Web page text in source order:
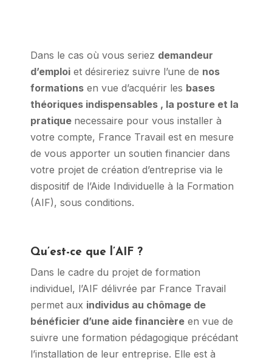
Dans le cas où vous seriez demandeur
d’emploi et désireriez suivre l’une de nos
formations en vue d’acquérir les bases
théoriques indispensables , la posture et la
pratique necessaire pour vous installer à
votre compte, France Travail est en mesure
de vous apporter un soutien financier dans
votre projet de création d’entreprise via le
dispositif de l’Aide Individuelle à la Formation
(AIF), sous conditions.
Qu’est-ce que l’AIF ?
Dans le cadre du projet de formation
individuel, l’AIF délivrée par France Travail
permet aux individus au chômage de
bénéficier d’une aide financière en vue de
suivre une formation pédagogique précédant
l’installation de leur entreprise. Elle est à